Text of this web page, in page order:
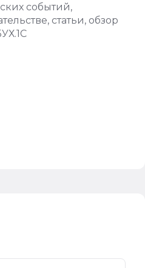
событий,
, статьи, обзор